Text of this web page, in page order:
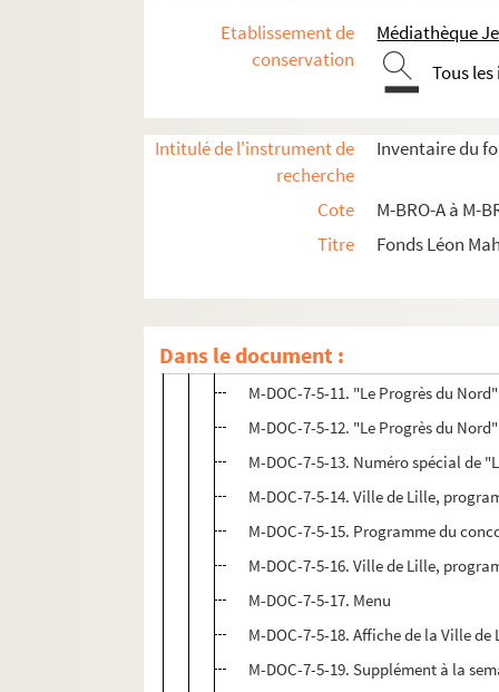
Etablissement de
conservation
Médiathèque
Tous
Intitulé de l'instrument de
recherche
Inventaire du
Cote
M-BRO-A à M-
Titre
Fonds Léon
Dans le document :
M-DOC-7-5-2. Ville de Lille, feuille
M-DOC-7-5-3. Ville de Lille,
M-DOC-7-5-4. Ville de Lille,
M-DOC-7-5-5. Ville de Lille,
M-DOC-7-5-6. Ville de Lille,
M-DOC-7-5-7. Ville de Lille, grand
M-DOC-7-5-7 bis. Projet de
M-DOC-7-5-9. Indicateur des
M-DOC-7-5-10. Ville de Lille,
M-DOC-7-5-11. "Le Progrès du Nord"
M-DOC-7-5-12. "Le Progrès du Nord"
M-DOC-7-5-13. Numéro spécial de
M-DOC-7-5-14. Ville de Lille,
M-DOC-7-5-15. Programme du
M-DOC-7-5-16. Ville de Lille,
M-DOC-7-5-17. Menu
M-DOC-7-5-18. Affiche de la Ville
M-DOC-7-5-19. Supplément à la